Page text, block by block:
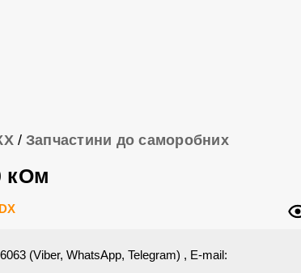
/ Запчастини до саморобних
кОм
(Viber, WhatsApp, Telegram) , E-mail: